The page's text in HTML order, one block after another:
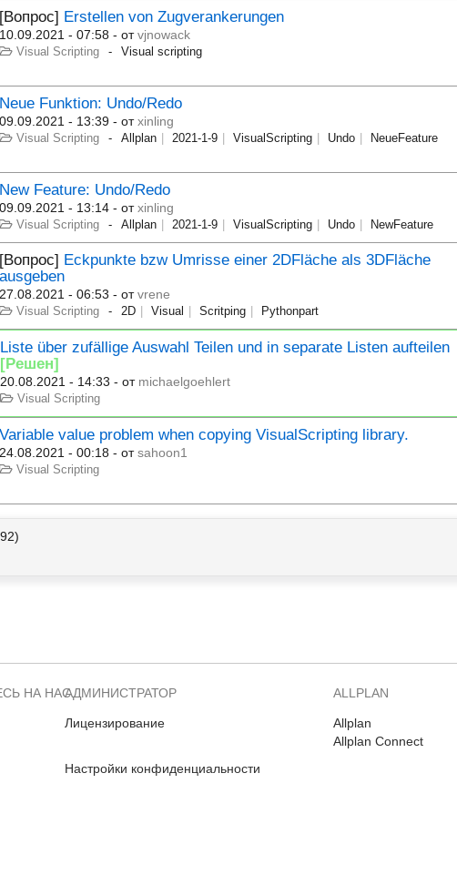
[Вопрос] Erstellen von Zugverankerungen
10.09.2021 - 07:58 - отvjnowack
Visual Scripting Visual scripting
Neue Funktion: Undo/Redo
09.09.2021 - 13:39 - отxinling
Visual Scripting Allplan 2021-1-9 VisualScripting Undo NeueFeature
New Feature: Undo/Redo
09.09.2021 - 13:14 - отxinling
Visual Scripting Allplan 2021-1-9 VisualScripting Undo NewFeature
[Вопрос] Eckpunkte bzw Umrisse einer 2DFläche als 3DFläche
ausgeben
27.08.2021 - 06:53 - отvrene
Visual Scripting 2D Visual Scritping Pythonpart
Liste über zufällige Auswahl Teilen und in separate Listen aufteilen
[Решен]
20.08.2021 - 14:33 - от michaelgoehlert
Visual Scripting
Variable value problem when copying VisualScripting library.
24.08.2021 - 00:18 - отsahoon1
Visual Scripting
НА НАСАДМИНИСТРАТОР
Лицензирование
Настройки конфиденциальности
ALLPLAN
Allplan
Allplan Connect